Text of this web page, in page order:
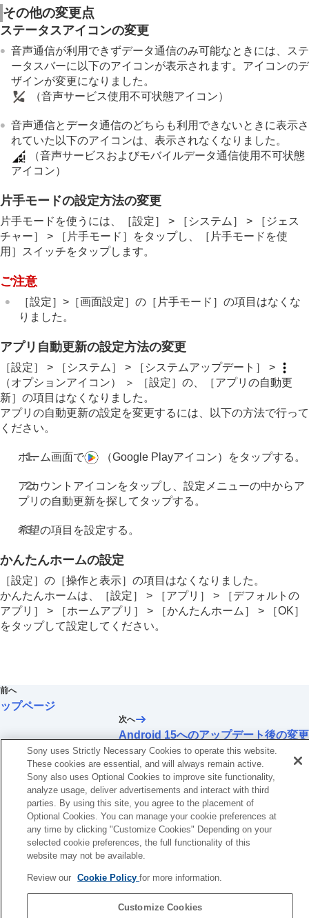
その他の変更点
ステータスアイコンの変更
音声通信が利用できずデータ通信のみ可能なときには、ステ
ータスバーに以下のアイコンが表示されます。アイコンのデ
ザインが変更になりました。
（音声サービス使用不可状態アイコン）
音声通信とデータ通信のどちらも利用できないときに表示さ
れていた以下のアイコンは、表示されなくなりました。
（音声サービスおよびモバイルデータ通信使用不可状態
アイコン）
片手モードの設定方法の変更
片手モードを使うには、［設定］ > ［システム］ > ［ジェス
チャー］ > ［片手モード］をタップし、［片手モードを使
用］スイッチをタップします。
ご注意
［設定］>［画面設定］の［片手モード］の項目はなくな
りました。
アプリ自動更新の設定方法の変更
［設定］ > ［システム］ > ［システムアップデート］ >
（オプションアイコン） ＞ ［設定］の、［アプリの自動更
新］の項目はなくなりました。
アプリの自動更新の設定を変更するには、以下の方法で行って
ください。
ホーム画面で （Google Playアイコン）をタップする。
アカウントアイコンをタップし、設定メニューの中からア
プリの自動更新を探してタップする。
希望の項目を設定する。
かんたんホームの設定
［設定］の［操作と表示］の項目はなくなりました。
かんたんホームは、［設定］ > ［アプリ］ > ［デフォルトの
アプリ］ > ［ホームアプリ］ > ［かんたんホーム］ > ［OK］
をタップして設定してください。
前へ
プページ
次へ
Android 15へのアップデート後の変
TP1002101610
5-071-448-01(1)
Copyright 2024 Sony Corporation
Sony uses Strictly Necessary Cookies to operate this website.
These cookies are essential, and will always remain active.
Sony also uses Optional Cookies to improve site functionality,
analyze usage, deliver advertisements and interact with third
parties. By using this site, you agree to the placement of
Optional Cookies. You can manage your cookie preferences at
any time by clicking "Customize Cookies" Depending on your
selected cookie preferences, the full functionality of this
website may not be available.
Review our Cookie Policyfor more information.
Customize Cookies